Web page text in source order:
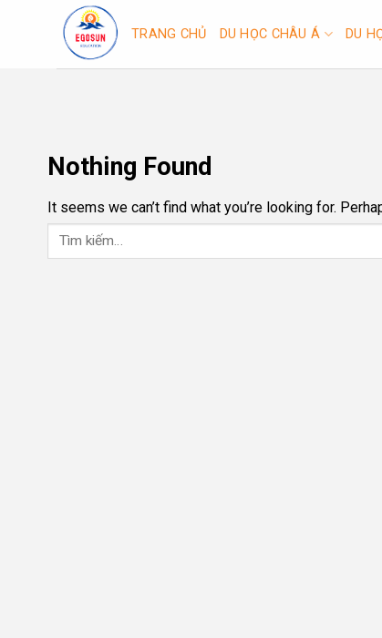
TRANG CHỦ DU HỌC CHÂU Á DU
Nothing Found
It seems we can’t find what you’re looking for.